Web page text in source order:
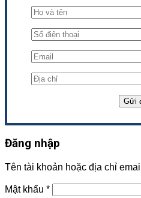
Đăng nhập
Tên tài khoản hoặc địa chỉ email
Mật khẩu *